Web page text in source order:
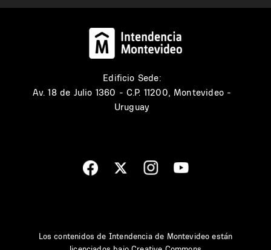
Edificio Sede:
Av. 18 de Julio 1360 - C.P. 11200, Montevideo -
Uruguay
Los contenidos de Intendencia de Montevideo están